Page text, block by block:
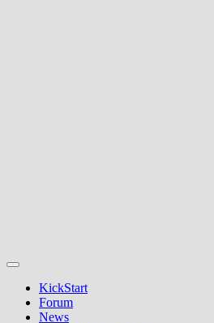
KickStart
Forum
News